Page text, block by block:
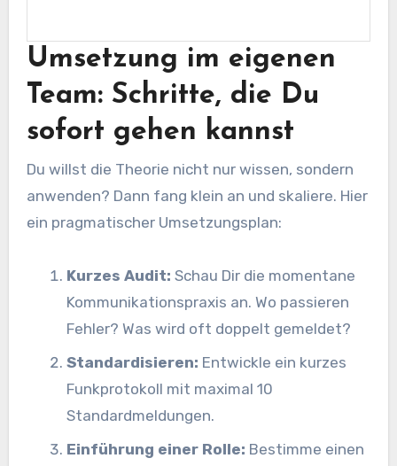
Umsetzung im eigenen
Team: Schritte, die Du
sofort gehen kannst
Du willst die Theorie nicht nur wissen, sondern
anwenden? Dann fang klein an und skaliere. Hier
ein pragmatischer Umsetzungsplan:
Kurzes Audit: Schau Dir die momentane
Kommunikationspraxis an. Wo passieren
Fehler? Was wird oft doppelt gemeldet?
Standardisieren: Entwickle ein kurzes
Funkprotokoll mit maximal 10
Standardmeldungen.
Einführung einer Rolle: Bestimme einen